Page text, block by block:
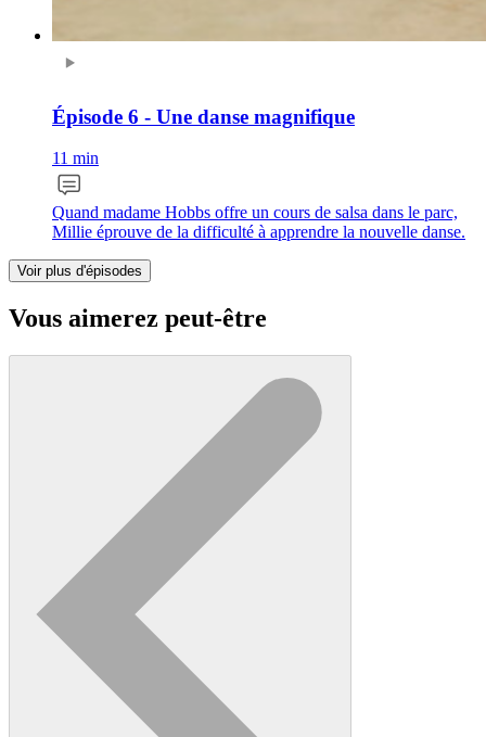
Épisode 6 - Une danse magnifique
11 min
Quand madame Hobbs offre un cours de salsa dans le parc,
Millie éprouve de la difficulté à apprendre la nouvelle danse.
Voir plus d'épisodes
Vous aimerez peut-être